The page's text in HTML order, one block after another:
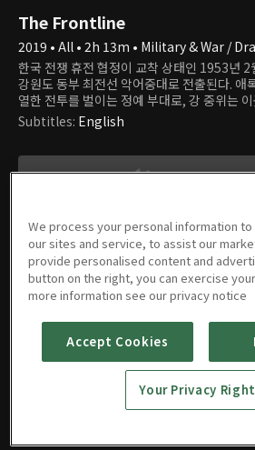
The Frontline
2019 • All • 2h 13m • Military & War /
한국 전쟁 휴전 협정이 교착 상태인 1953년
강원도 동부 최전선 악어중대로 전출된다. 애
열한 전투를 벌이는 정예 부대로, 강 중위는
내통한 첩자를 색출해야 하는데...
Subtitles: English
Movie
We process your personal information
our sites and service, to assist our
provide personalised content and
button on the right, you can exercise
more information see our privacy notice
Accept Cookies
Your Privacy